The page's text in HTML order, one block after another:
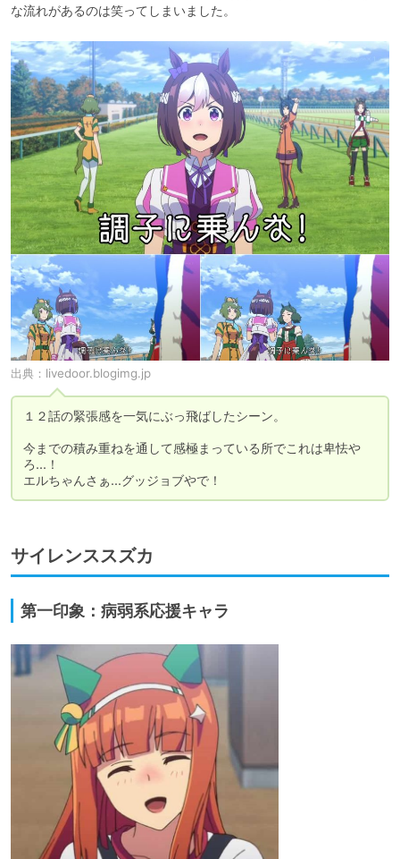
な流れがあるのは笑ってしまいました。
出典： livedoor.blogimg.jp
１２話の緊張感を一気にぶっ飛ばしたシーン。
今までの積み重ねを通して感極まっている所でこれは卑怯や
ろ...！
エルちゃんさぁ...グッジョブやで！
サイレンススズカ
第一印象：病弱系応援キャラ